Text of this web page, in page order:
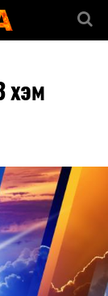
хэм